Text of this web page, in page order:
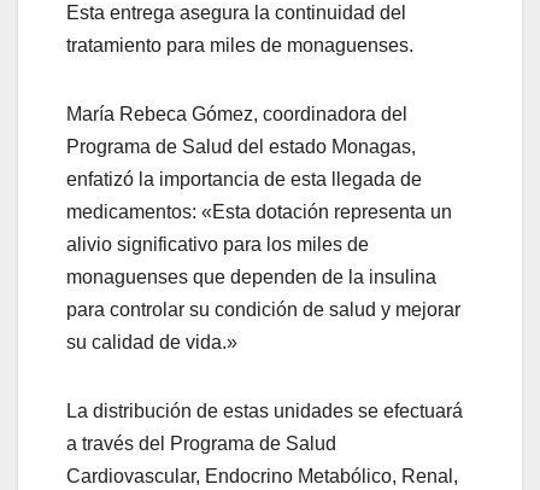
Esta entrega asegura la continuidad del
tratamiento para miles de monaguenses.
María Rebeca Gómez, coordinadora del
Programa de Salud del estado Monagas,
enfatizó la importancia de esta llegada de
medicamentos: «Esta dotación representa un
alivio significativo para los miles de
monaguenses que dependen de la insulina
para controlar su condición de salud y mejorar
su calidad de vida.»
La distribución de estas unidades se efectuará
a través del Programa de Salud
Cardiovascular, Endocrino Metabólico, Renal,